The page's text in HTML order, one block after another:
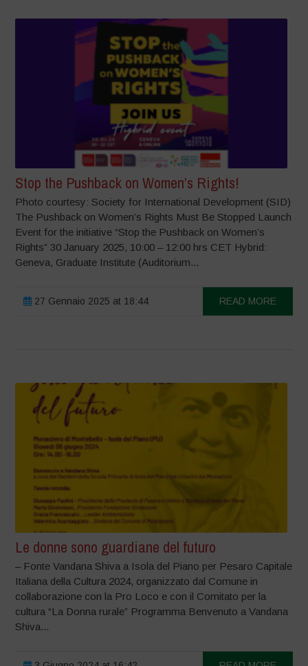
Stop the Pushback on Women’s Rights!
Photo courtesy: Society for International Development (SID)
The Pushback on Women’s Rights Must Be Stopped Launch
Event for the initiative “Stop the Pushback on Women’s
Rights” 30 January 2025, 10:00 – 12:00 hrs CET Hybrid:
Geneva, Graduate Institute (Auditorium...
27 Gennaio 2025 at 18:44 READ MORE
Le donne sono guardiane del futuro
– Fonte Vandana Shiva a Isola del Piano per Pesaro Capitale
Italiana della Cultura 2024, organizzato dal Comune in
collaborazione con la Pro Loco e con il Comitato per la
cultura “La Donna rurale” Programma Benvenuto a Vandana
Shiva...